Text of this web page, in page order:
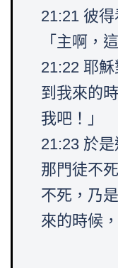
21:21 彼
「主啊，
21:22 耶
到我來的
我吧！」
21:23 於
那門徒不
不死，乃
來的時候